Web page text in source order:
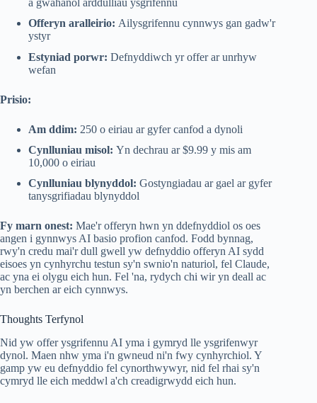
â gwahanol arddulliau ysgrifennu
Offeryn aralleirio: Ailysgrifennu cynnwys gan gadw'r
ystyr
Estyniad porwr: Defnyddiwch yr offer ar unrhyw
wefan
Prisio:
Am ddim: 250 o eiriau ar gyfer canfod a dynoli
Cynlluniau misol: Yn dechrau ar $9.99 y mis am
10,000 o eiriau
Cynlluniau blynyddol: Gostyngiadau ar gael ar gyfer
tanysgrifiadau blynyddol
Fy marn onest: Mae'r offeryn hwn yn ddefnyddiol os oes
angen i gynnwys AI basio profion canfod. Fodd bynnag,
rwy'n credu mai'r dull gwell yw defnyddio offeryn AI sydd
eisoes yn cynhyrchu testun sy'n swnio'n naturiol, fel Claude,
ac yna ei olygu eich hun. Fel 'na, rydych chi wir yn deall ac
yn berchen ar eich cynnwys.
Thoughts Terfynol
Nid yw offer ysgrifennu AI yma i gymryd lle ysgrifenwyr
dynol. Maen nhw yma i'n gwneud ni'n fwy cynhyrchiol. Y
gamp yw eu defnyddio fel cynorthwywyr, nid fel rhai sy'n
cymryd lle eich meddwl a'ch creadigrwydd eich hun.